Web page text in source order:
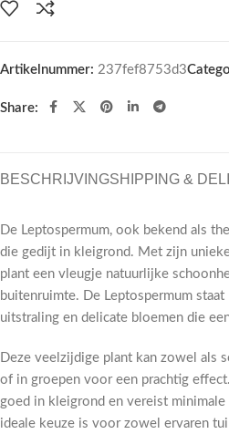
Artikelnummer: 237fef8753d3
Share:
BESCHRIJVINGSHIPPING &
De Leptospermum, ook bekend als
die gedijt in kleigrond. Met zijn
plant een vleugje natuurlijke
buitenruimte. De Leptospermum
uitstraling en delicate bloemen die
Deze veelzijdige plant kan zowel als
of in groepen voor een prachtig
goed in kleigrond en vereist
ideale keuze is voor zowel ervaren